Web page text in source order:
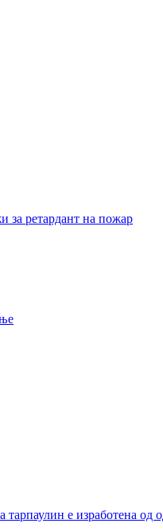
за ретардант на пожар